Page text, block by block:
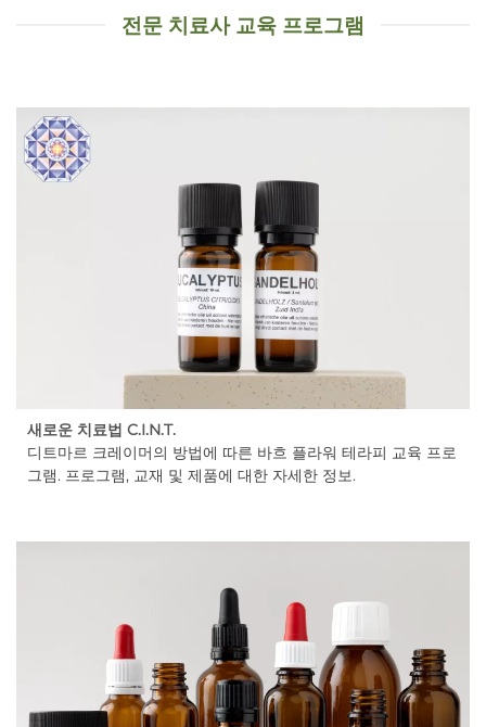
전문 치료사 교육 프로그램
새로운 치료법 C.I.N.T.
디트마르 크레이머의 방법에 따른 바흐 플라워 테라피 교육 프로
그램. 프로그램, 교재 및 제품에 대한 자세한 정보.